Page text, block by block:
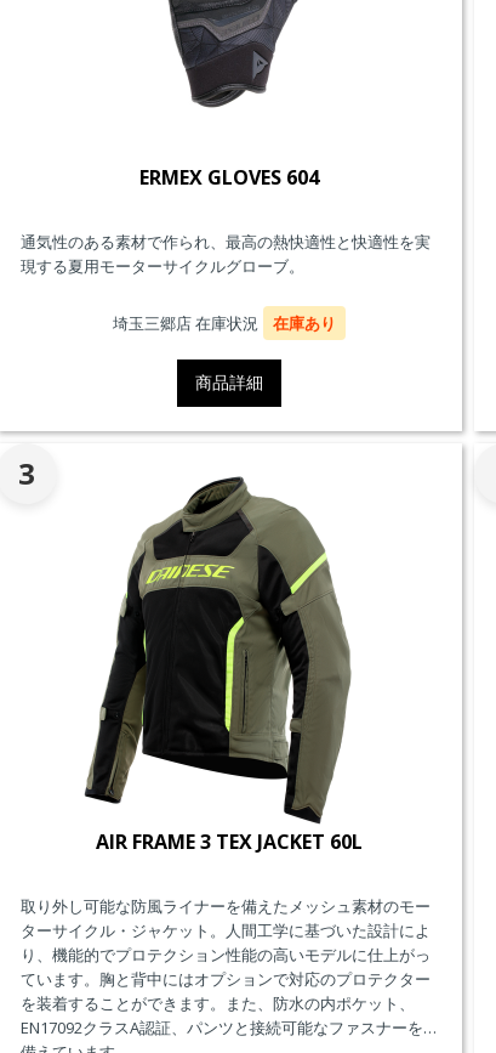
ERMEX GLOVES 604
通気性のある素材で作られ、最高の熱快適性と快適性を実
現する夏用モーターサイクルグローブ。
埼玉三郷店 在庫状況 在庫あり
商品詳細
3
AIR FRAME 3 TEX JACKET 60L
取り外し可能な防風ライナーを備えたメッシュ素材のモー
ターサイクル・ジャケット。人間工学に基づいた設計によ
り、機能的でプロテクション性能の高いモデルに仕上がっ
ています。胸と背中にはオプションで対応のプロテクター
を装着することができます。また、防水の内ポケット、
EN17092クラスA認証、パンツと接続可能なファスナーを